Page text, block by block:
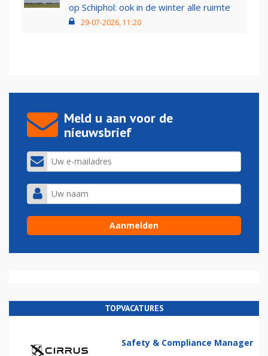
op Schiphol: ook in de winter alle ruimte
29-07-2026, 11:20
Meld u aan voor de
nieuwsbrief
TOPVACATURES
Safety & Compliance Manager